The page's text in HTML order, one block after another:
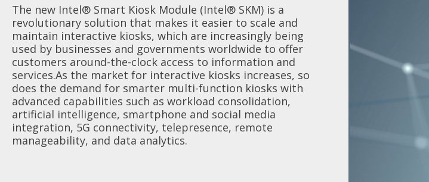
産業用パネルコンピュー
タ 、モニター
AIoT
付属品
EV充電器
防衛・軍事
スマート交通
産業オートメーション
船舶
画質
技術サポート
サポート技術情報
製品保証
品質保証
RMAサービス
世界のパートナー
ビジネス戦略パートナー
The new Intel® Smart Kiosk Module (Intel® SKM) is a
revolutionary solution that makes it easier to scale and
maintain interactive kiosks, which are increasingly being
used by businesses and governments worldwide to offer
customers around-the-clock access to information and
services.As the market for interactive kiosks increases, so
does the demand for smarter multi-function kiosks with
advanced capabilities such as workload consolidation,
artificial intelligence, smartphone and social media
integration, 5G connectivity, telepresence, remote
manageability, and data analytics.